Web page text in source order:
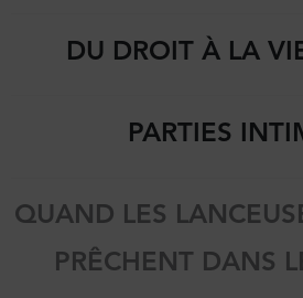
DU DROIT À LA
PARTIES
QUAND LES
PRÊCHENT DANS